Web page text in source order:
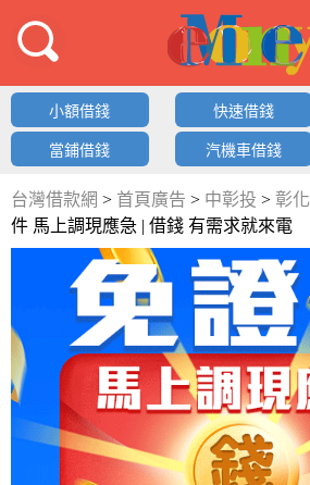
小額借錢 快速借錢
當鋪借錢 汽機車借錢
台灣借款網 > 首頁廣告 > 中彰投 > 彰化
件 馬上調現應急 | 借錢 有需求就來電